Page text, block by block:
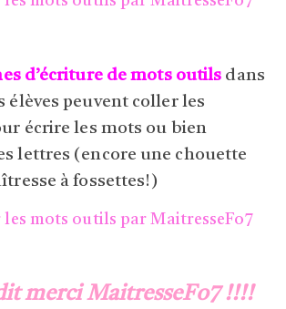
d’écriture de mots outils dans
élèves peuvent coller les
écrire les mots ou bien
lettres (encore une chouette
à fossettes!)
merci MaitresseFo7 !!!!